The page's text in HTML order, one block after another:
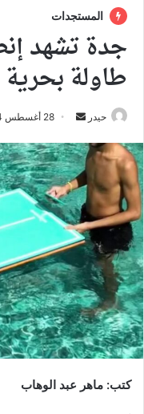
المستجدات
جدة تشهد
طاولة
حيدر
أرسل
إلكترونيا
28 أغسطس 2024
كتب: ماهر عبد الوهاب